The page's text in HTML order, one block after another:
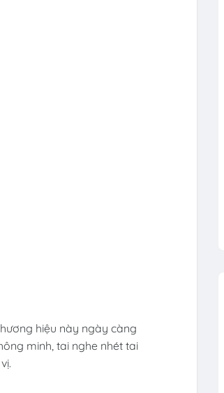
hiệu này ngày càng
minh, tai nghe nhét tai